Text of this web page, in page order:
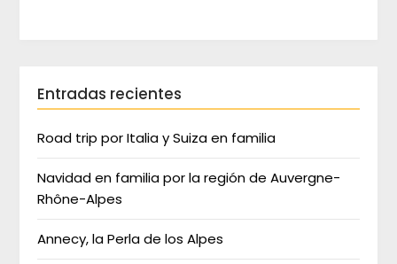
Entradas recientes
Road trip por Italia y Suiza en familia
Navidad en familia por la región de Auvergne-
Rhône-Alpes
Annecy, la Perla de los Alpes